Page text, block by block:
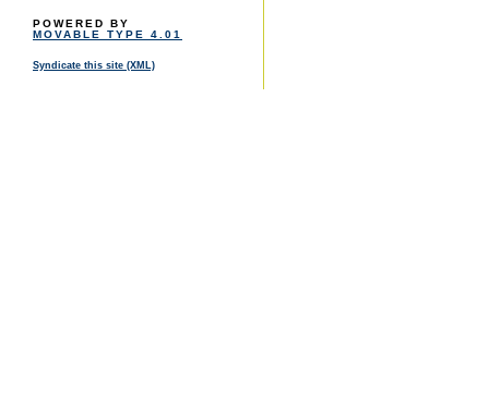
POWERED BY
MOVABLE TYPE 4.01
Syndicate this site (XML)